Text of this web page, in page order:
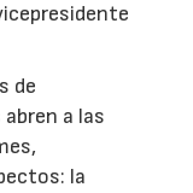
de
a las
la